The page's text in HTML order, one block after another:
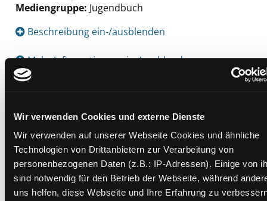
Wir verwenden Cookies und externe Dienste
Wir verwenden auf unserer Webseite Cookies und ähnliche
Technologien von Drittanbietern zur Verarbeitung von
personenbezogenen Daten (z.B.: IP-Adressen). Einige von
sind notwendig für den Betrieb der Webseite, während
uns helfen, diese Webseite und Ihre Erfahrung zu
Mediengruppe: Jugendbuch
Beschreibung ein-/ausblenden
Mehr Informationen ein-/ausblenden
Exemplare
Zweigstelle: Nord - Geidorf
Signatur:
DR.JU KOP
Standort 2:Ausleihe
Status:Verfügbar